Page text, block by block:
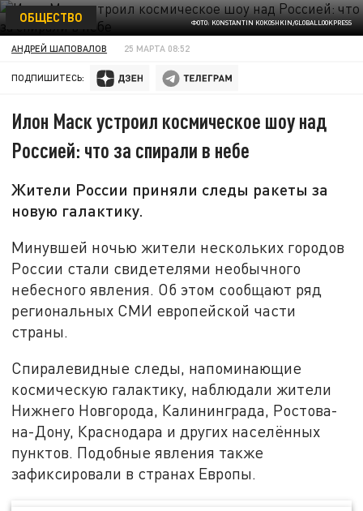
ФОТО: KONSTANTIN KOKOSHKIN/GLOBALLOOKPRESS
ОБЩЕСТВО
АНДРЕЙ ШАПОВАЛОВ 25 МАРТА 08:52
ПОДПИШИТЕСЬ:
Илон Маск устроил космическое шоу над
Россией: что за спирали в небе
Жители России приняли следы ракеты за
новую галактику.
Минувшей ночью жители нескольких городов
России стали свидетелями необычного
небесного явления. Об этом сообщают ряд
региональных СМИ европейской части
страны.
Спиралевидные следы, напоминающие
космическую галактику, наблюдали жители
Нижнего Новгорода, Калининграда, Ростова-
на-Дону, Краснодара и других населённых
пунктов. Подобные явления также
зафиксировали в странах Европы.